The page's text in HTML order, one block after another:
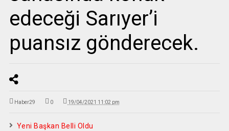
edeceği Sarıyer’i
puansız gönderecek.
Haber29 0 19/04/2021 11:02 pm
Yeni Başkan Belli Oldu